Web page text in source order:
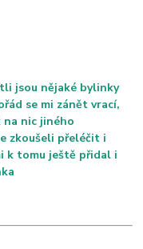
jsou nějaké bylinky
se mi zánět vrací,
na nic jiného
zkoušeli přeléčit i
k tomu ještě přidal i